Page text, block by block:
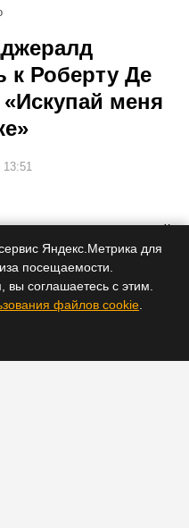
к Роберту Де
меня
Яндекс.Метрика для
посещаемости.
вы соглашаетесь с этим.
файлов cookie